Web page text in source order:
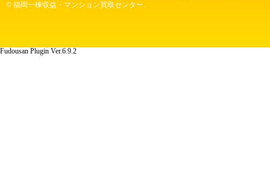
© 福岡一棟収益・マンション買取センター.
Fudousan Plugin Ver.6.9.2